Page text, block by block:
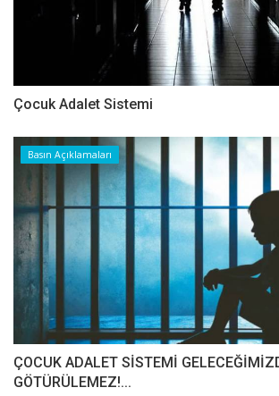
Çocuk Adalet Sistemi
Basın Açıklamaları
ÇOCUK ADALET SİSTEMİ
GÖTÜRÜLEMEZ!...